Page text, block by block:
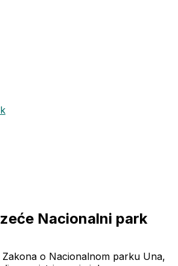
Nacionalni park
o Nacionalnom parku Una,